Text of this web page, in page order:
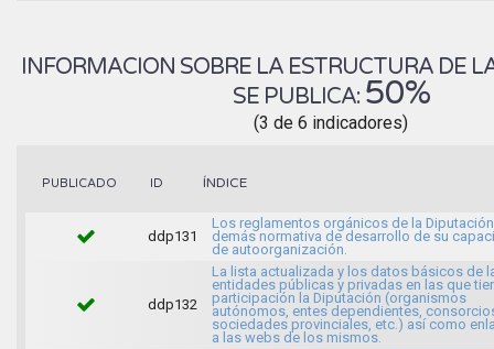
INFORMACION SOBRE LA ESTRUCTURA DE
SE PUBLICA: 50%
(3 de 6 indicadores)
PUBLICADO ID ÍNDICE
ddp131
Los reglamentos orgánicos de la
demás normativa de desarrollo de su
de autoorganización.
ddp132
La lista actualizada y los datos básicos de
entidades públicas y privadas en las que
participación la Diputación (organismos
autónomos, entes dependientes,
sociedades provinciales, etc.) así como
a las webs de los mismos.